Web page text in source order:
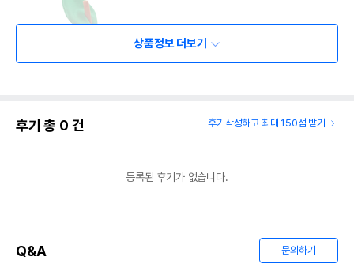
상품정보 더보기
후기 총 0 건 후기작성하고 최대 150점 받기
등록된 후기가 없습니다.
Q&A 문의하기